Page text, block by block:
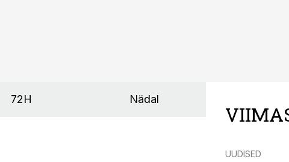
72H Nädal
UUDISED